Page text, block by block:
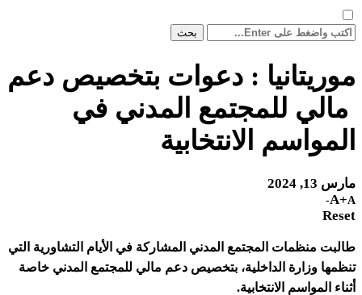
بحث
موريتانيا : دعوات بتخصيص دعم
مالي للمجتمع المدني في
المواسم الانتخابية
مارس 13, 2024
A+A-
Reset
طالبت منظمات المجتمع المدني المشاركة في الأيام التشاورية التي
تنظمها وزارة الداخلية، بتخصيص دعم مالي للمجتمع المدني خاصة
أثناء المواسم الانتخابية.